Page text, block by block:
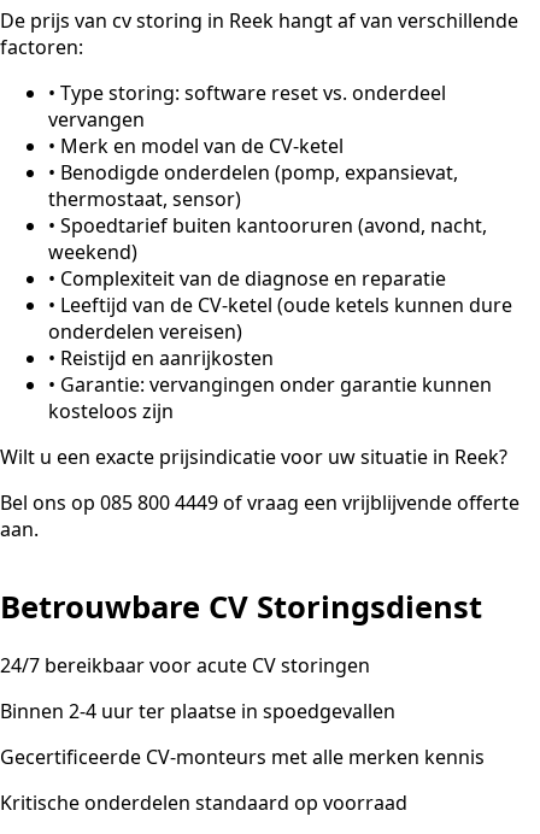
De prijs van cv storing in Reek hangt af van verschillende
factoren:
• Type storing: software reset vs. onderdeel
vervangen
• Merk en model van de CV-ketel
• Benodigde onderdelen (pomp, expansievat,
thermostaat, sensor)
• Spoedtarief buiten kantooruren (avond, nacht,
weekend)
• Complexiteit van de diagnose en reparatie
• Leeftijd van de CV-ketel (oude ketels kunnen dure
onderdelen vereisen)
• Reistijd en aanrijkosten
• Garantie: vervangingen onder garantie kunnen
kosteloos zijn
Wilt u een exacte prijsindicatie voor uw situatie in Reek?
Bel ons op 085 800 4449 of vraag een vrijblijvende offerte
aan.
Betrouwbare CV Storingsdienst
24/7 bereikbaar voor acute CV storingen
Binnen 2-4 uur ter plaatse in spoedgevallen
Gecertificeerde CV-monteurs met alle merken kennis
Kritische onderdelen standaard op voorraad